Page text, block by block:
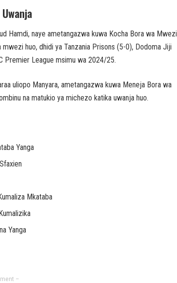
Hamdi, naye ametangazwa kuwa Kocha Bora wa Mwezi
huo, dhidi ya Tanzania Prisons (5-0), Dodoma Jiji
Premier League msimu wa 2024/25.
uliopo Manyara, ametangazwa kuwa Meneja Bora wa
na matukio ya michezo katika uwanja huo.
Yanga
Mkataba
Yanga
–